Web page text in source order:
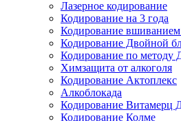
Лазерное кодирование
Кодирование на 3 года
Кодирование
Кодирование Двойной
Кодирование по методу
Химзащита от алкоголя
Кодирование Актоплекс
Алкоблокада
Кодирование Витамерц
Кодирование Колме